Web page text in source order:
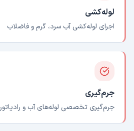
لوله‌کشی
اجرای لوله‌کشی آب سرد، گرم و فاضلاب
جرم‌گیری
جرم‌گیری تخصصی لوله‌های آب و رادیاتور